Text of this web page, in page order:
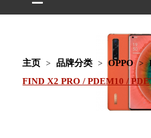
主页 品牌分类 OPPO
FIND X2 PRO / PDEM10 /